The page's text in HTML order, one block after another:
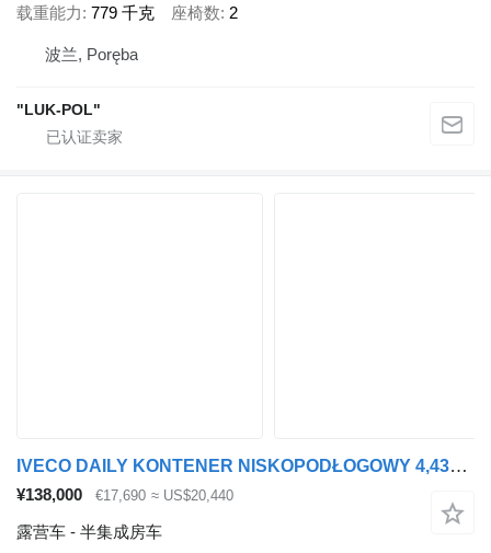
载重能力 779 千克 座椅数 2
波兰, Poręba
"LUK-POL"
IVECO DAILY KONTENER NISKOPODŁOGOWY 4,43x2,23x2,42 SKLEP BAR KAMPER FO
¥138,000 €17,690 ≈ US$20,440
露营车 - 半集成房车